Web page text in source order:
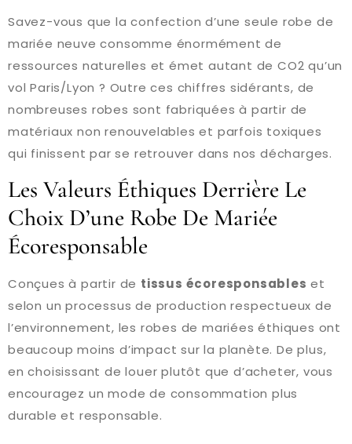
Savez-vous que la confection d’une seule robe de
mariée neuve consomme énormément de
ressources naturelles et émet autant de CO2 qu’un
vol Paris/Lyon ? Outre ces chiffres sidérants, de
nombreuses robes sont fabriquées à partir de
matériaux non renouvelables et parfois toxiques
qui finissent par se retrouver dans nos décharges.
Les Valeurs Éthiques Derrière Le
Choix D’une Robe De Mariée
Écoresponsable
Conçues à partir de tissus écoresponsables et
selon un processus de production respectueux de
l’environnement, les robes de mariées éthiques ont
beaucoup moins d’impact sur la planète. De plus,
en choisissant de louer plutôt que d’acheter, vous
encouragez un mode de consommation plus
durable et responsable.